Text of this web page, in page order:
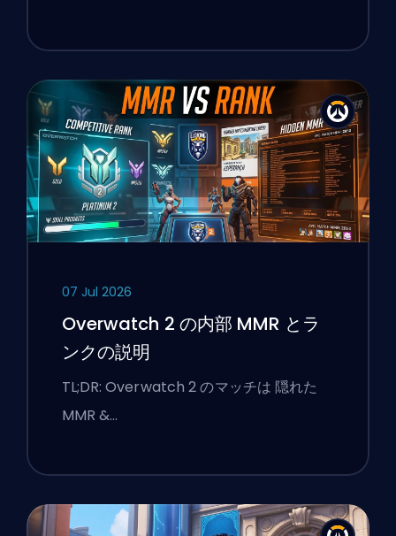
07 Jul 2026
Overwatch 2 の内部 MMR とラ
ンクの説明
TL;DR: Overwatch 2 のマッチは 隠れた
MMR &…